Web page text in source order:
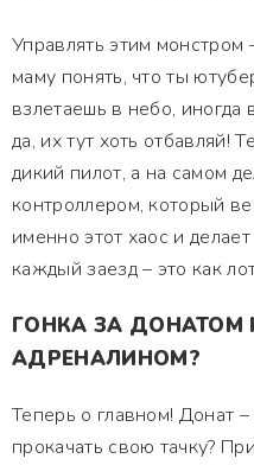
Управлять этим монстром
маму понять, что ты
взлетаешь в небо, иногда
да, их тут хоть отбавляй!
дикий пилот, а на самом
контроллером, который
именно этот хаос и
каждый заезд – это как
ГОНКА ЗА ДОНАТОМ
АДРЕНАЛИНОМ?
Теперь о главном! Донат
прокачать свою тачку?